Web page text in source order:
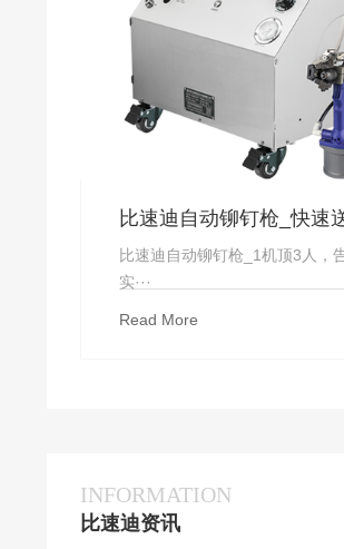
比速迪自动铆钉枪_快速
钉_厂家直供-比速迪
比速迪自动铆钉枪_1机顶3人，
实···
Read More
INFORMATION
比速迪资讯